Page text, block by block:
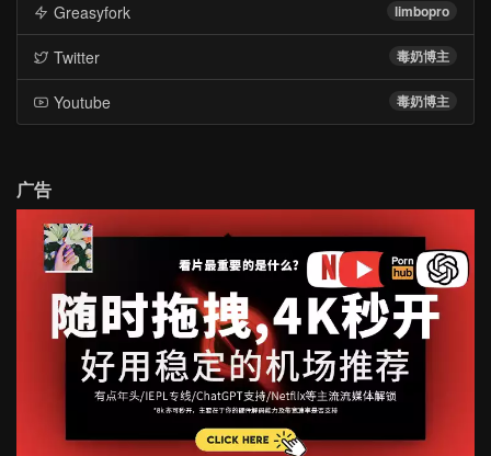
limbopro
Greasyfork
毒奶博主
Twitter
毒奶博主
Youtube
广告